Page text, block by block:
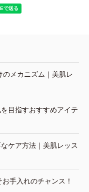
のメカニズム｜美肌レ
目指すおすすめアイテ
ケア方法｜美肌レッス
手入れのチャンス！